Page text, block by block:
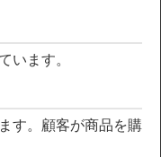
ます。
す。顧客が商品を購